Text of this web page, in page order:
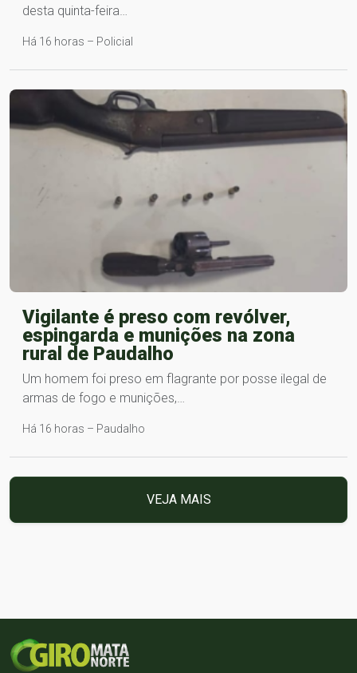
desta quinta-feira…
Há 16 horas – Policial
Vigilante é preso com revólver,
espingarda e munições na zona
rural de Paudalho
Um homem foi preso em flagrante por posse ilegal de
armas de fogo e munições,…
Há 16 horas – Paudalho
VEJA MAIS